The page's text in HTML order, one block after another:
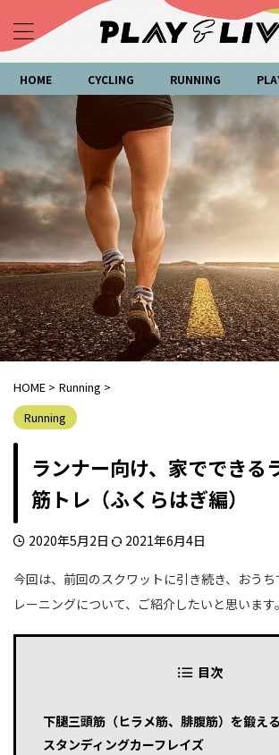
HOME CYCLING RUNNING
HOME > Running >
Running
ランナー向け、家でできる
筋トレ（ふくらはぎ編）
2020年5月2日 2021年6月4日
今回は、前回のスクワットに引き続き、おう
レーニングについて、ご紹介したいと思います。
目次
下腿三頭筋（ヒラメ筋、腓腹筋）を鍛え
スタンディングカーフレイズ